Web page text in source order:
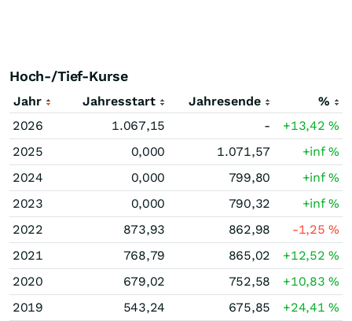
Hoch-/Tief-Kurse
Jahr Jahresstart Jahresende
%
2026
1.067,15 - +13,42%
2025
0,000 1.071,57 +inf%
2024
0,000 799,80 +inf%
2023
0,000 790,32 +inf%
2022
873,93 862,98 -1,25%
2021
768,79 865,02 +12,52%
2020
679,02 752,58 +10,83%
2019
543,24 675,85 +24,41%